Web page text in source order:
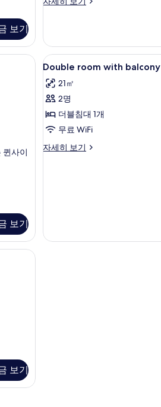
보기
adults
1
child)
사
진
모
두
보
기
발
코
니
adults
+
child)
자
히
퀸사이
보기
Double
room
with
balcony
사
진
모
2
Double room with balcony
21㎡
2명
더블침대 1개
무료 WiFi
자세히 보기
Double
기
금고, 책상
보기